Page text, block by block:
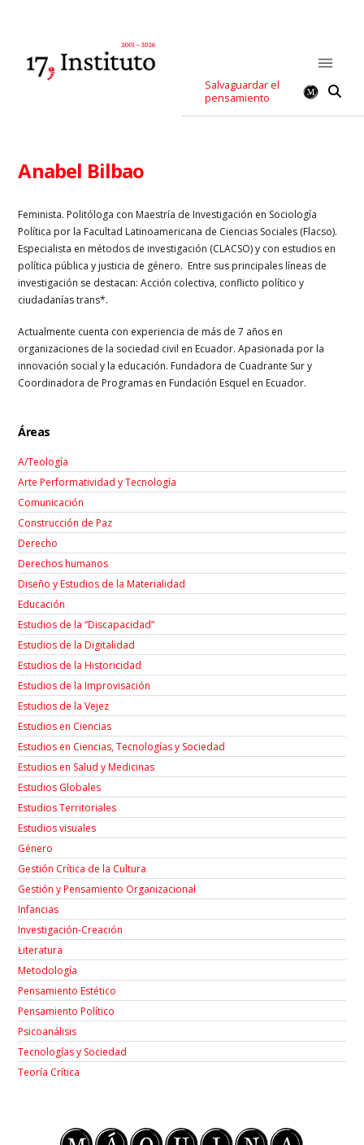
Salvaguardar el
pensamiento
Anabel Bilbao
Feminista. Politóloga con Maestría de Investigación en Sociología
Política por la Facultad Latinoamericana de Ciencias Sociales (Flacso).
Especialista en métodos de investigación (CLACSO) y con estudios en
política pública y justicia de género. Entre sus principales líneas de
investigación se destacan: Acción colectiva, conflicto político y
ciudadanías trans*.
Actualmente cuenta con experiencia de más de 7 años en
organizaciones de la sociedad civil en Ecuador. Apasionada por la
innovación social y la educación. Fundadora de Cuadrante Sur y
Coordinadora de Programas en Fundación Esquel en Ecuador.
Áreas
A/Teología
Arte Performatividad y Tecnología
Comunicación
Construcción de Paz
Derecho
Derechos humanos
Diseño y Estudios de la Materialidad
Educación
Estudios de la “Discapacidad”
Estudios de la Digitalidad
Estudios de la Historicidad
Estudios de la Improvisación
Estudios de la Vejez
Estudios en Ciencias
Estudios en Ciencias, Tecnologías y Sociedad
Estudios en Salud y Medicinas
Estudios Globales
Estudios Territoriales
Estudios visuales
Género
Gestión Crítica de la Cultura
Gestión y Pensamiento Organizacional
Infancias
Investigación-Creación
Łiteratura
Metodología
Pensamiento Estético
Pensamiento Político
Psicoanálisis
Tecnologías y Sociedad
Teoría Crítica